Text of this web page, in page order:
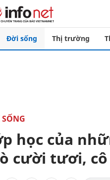
Đời sống Thị trường
học của
cười tươi,